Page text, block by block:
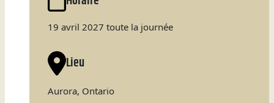
Natation
Badminton
19 avril 2027 toute la journée
Lieu
Aurora, Ontario